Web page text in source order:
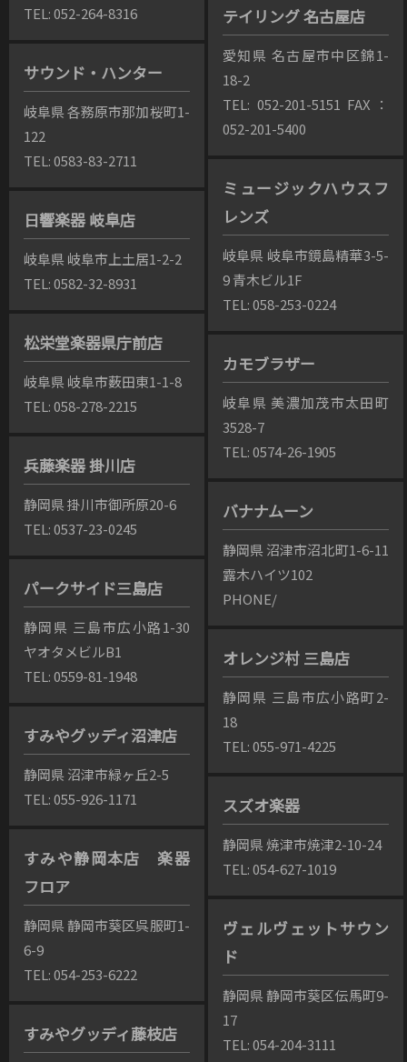
TEL: 052-264-8316
テイリング 名古屋店
愛知県 名古屋市中区錦1-
18-2
TEL: 052-201-5151 FAX：
052-201-5400
サウンド・ハンター
岐阜県 各務原市那加桜町1-
122
TEL: 0583-83-2711
ミュージックハウスフ
レンズ
岐阜県 岐阜市鏡島精華3-5-
9 青木ビル1F
TEL: 058-253-0224
日響楽器 岐阜店
岐阜県 岐阜市上土居1-2-2
TEL: 0582-32-8931
松栄堂楽器県庁前店
岐阜県 岐阜市薮田東1-1-8
TEL: 058-278-2215
カモブラザー
岐阜県 美濃加茂市太田町
3528-7
TEL: 0574-26-1905
兵藤楽器 掛川店
静岡県 掛川市御所原20-6
TEL: 0537-23-0245
バナナムーン
静岡県 沼津市沼北町1-6-11
露木ハイツ102
PHONE/
パークサイド三島店
静岡県 三島市広小路1-30
ヤオタメビルB1
TEL: 0559-81-1948
オレンジ村 三島店
静岡県 三島市広小路町2-
18
TEL: 055-971-4225
すみやグッディ沼津店
静岡県 沼津市緑ヶ丘2-5
TEL: 055-926-1171
スズオ楽器
静岡県 焼津市焼津2-10-24
TEL: 054-627-1019
すみや静岡本店 楽器
フロア
静岡県 静岡市葵区呉服町1-
6-9
TEL: 054-253-6222
ヴェルヴェットサウン
ド
静岡県 静岡市葵区伝馬町9-
17
TEL: 054-204-3111
すみやグッディ藤枝店